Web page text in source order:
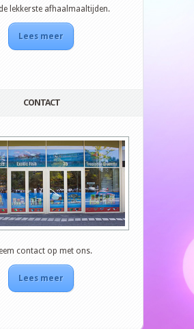
lekkerste afhaalmaaltijden.
Lees meer
CONTACT
contact op met ons.
Lees meer